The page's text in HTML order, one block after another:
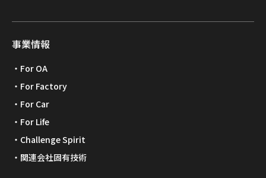
事業情報
For OA
For Factory
For Car
For Life
Challenge Spirit
関連会社固有技術